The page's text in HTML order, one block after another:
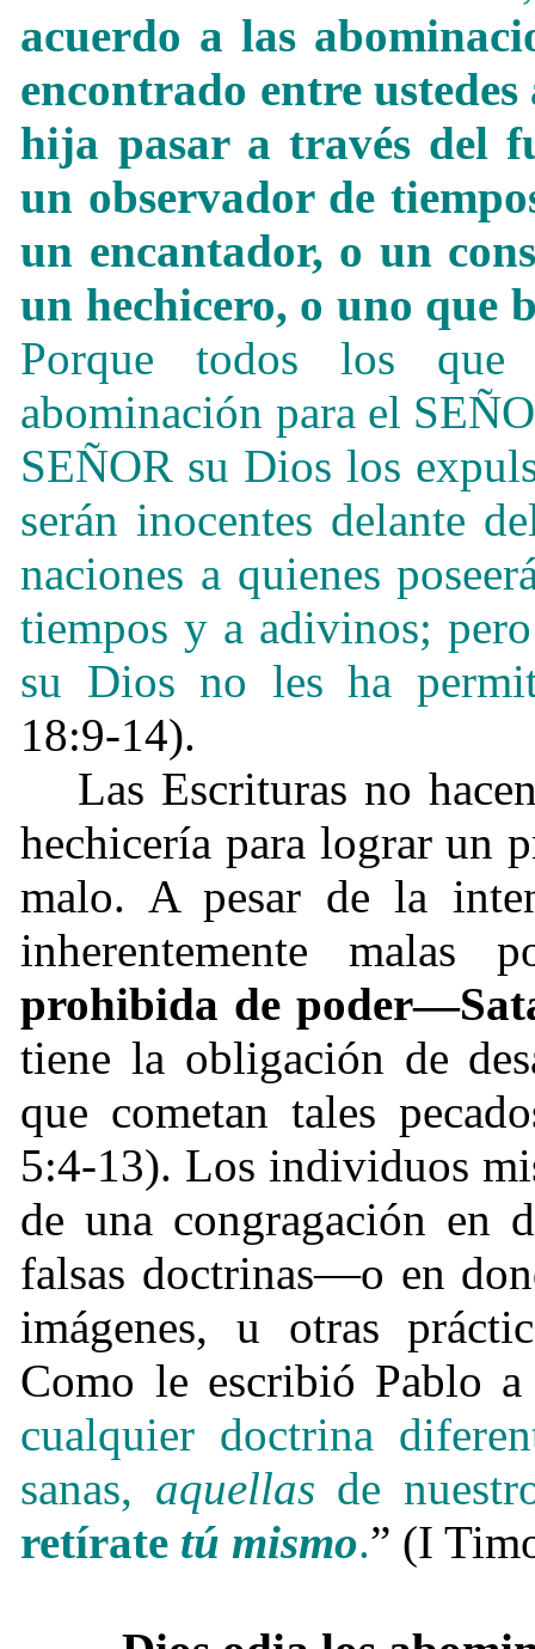
acuerdo a las
encontrado entre
hija pasar a través del
un observador de
un encantador, o un
un hechicero, o uno que
Porque todos los
abominación para el
SEÑOR su Dios los
serán inocentes delante
naciones a quienes
tiempos y a adivinos;
su Dios no les ha
18:9-14).
Las Escrituras no
hechicería para lograr un
malo. A pesar de la
inherentemente malas
prohibida de
tiene la obligación de
que cometan tales
5:4-13). Los individuos
de una congragación en
falsas doctrinas—o en
imágenes, u otras
Como le escribió Pablo
cualquier doctrina
sanas, aquellas de
retírate tú mismo.” (I